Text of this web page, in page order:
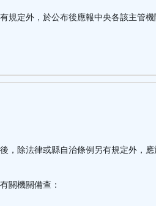
規定外，於公布後應報中央各該主管機
，除法律或縣自治條例另有規定外，應
關機關備查：